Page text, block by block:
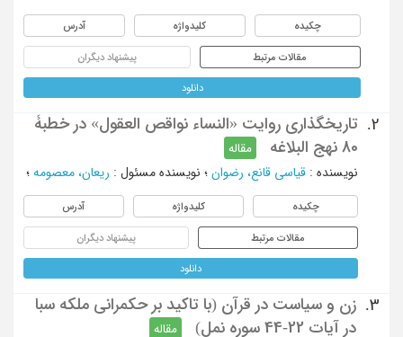
چکیده کلیدواژه آدرس
مقالات مرتبط پیشنهاد دیگران
دانلود
2.
تاریخ‏گذاری روایت «النساء نواقص العقول» در خطبۀ
80 نهج البلاغه
مقاله
نویسنده : قیاسی قانع، رضوان ؛ نویسنده مسئول : ریعان، معصومه ؛
چکیده کلیدواژه آدرس
مقالات مرتبط پیشنهاد دیگران
دانلود
3.
زن و سیاست در قرآن (با تاکید بر حکمرانی ملکه سبا
در آیات 22-44 سوره نمل)
مقاله